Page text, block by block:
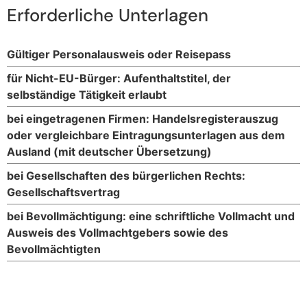
Erforderliche Unterlagen
Gültiger Personalausweis oder Reisepass
für Nicht-EU-Bürger: Aufenthaltstitel, der
selbständige Tätigkeit erlaubt
bei eingetragenen Firmen: Handelsregisterauszug
oder vergleichbare Eintragungsunterlagen aus dem
Ausland (mit deutscher Übersetzung)
bei Gesellschaften des bürgerlichen Rechts:
Gesellschaftsvertrag
bei Bevollmächtigung: eine schriftliche Vollmacht und
Ausweis des Vollmachtgebers sowie des
Bevollmächtigten